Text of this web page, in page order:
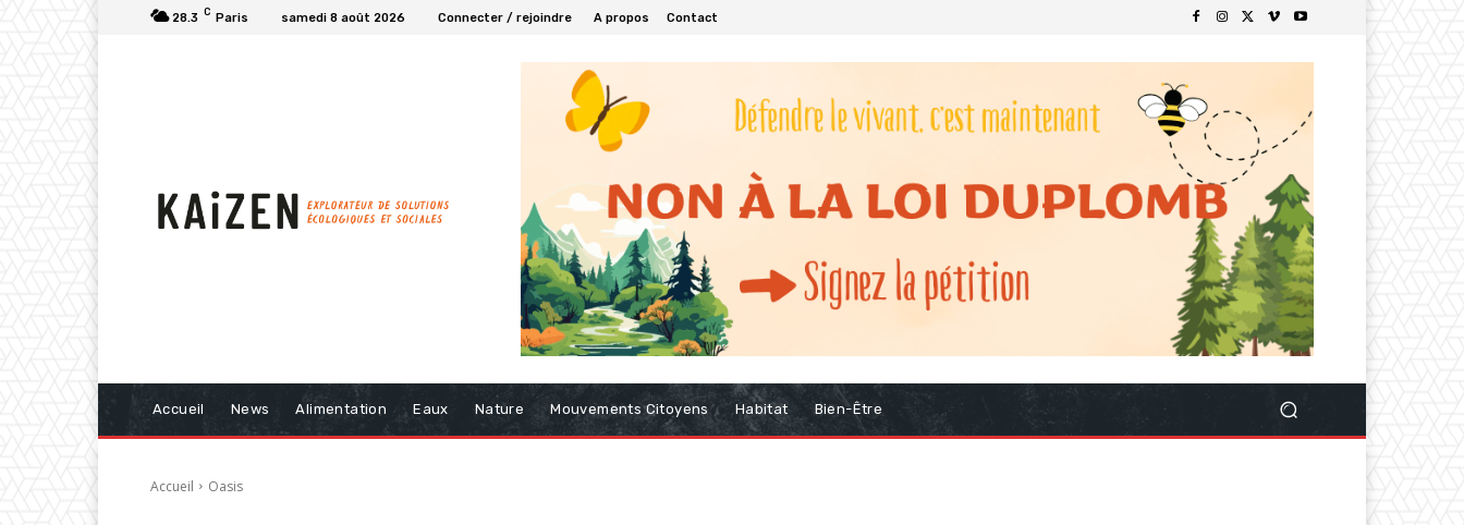
28.3 C Paris samedi 8 août 2026 Connecter / rejoindre A propos Contact
Accueil News Alimentation Eaux Nature Mouvements Citoyens Habitat Bien-Être
Accueil Oasis